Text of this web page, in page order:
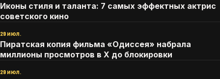
Иконы стиля и таланта: 7 самых эффектных актрис
советского кино
29 июл.
Пиратская копия фильма «Одиссея» набрала
миллионы просмотров в X до блокировки
29 июл.